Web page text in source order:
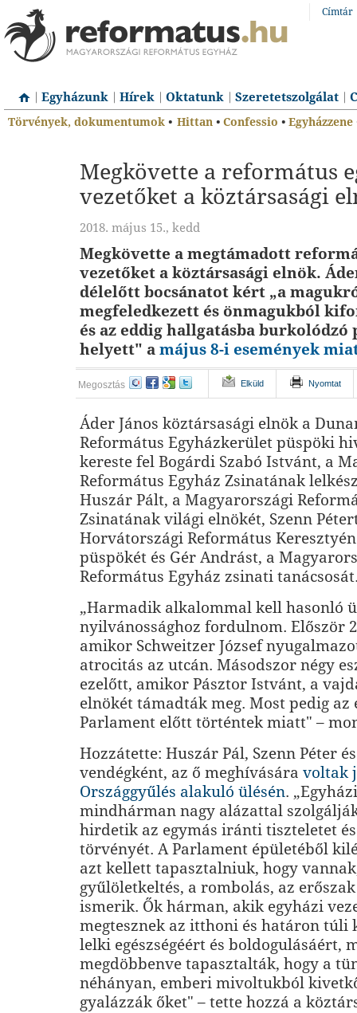
Címtár
Egyházunk Hírek Oktatunk Szeretetszolgálat
Törvények, dokumentumok • Hittan • Confessio • Egyházzene
Megkövette a református
vezetőket a köztársasági
2018. május 15., kedd
Megkövette a megtámadott
vezetőket a köztársasági elnök.
délelőtt bocsánatot kért „a
megfeledkezett és önmagukból
és az eddig hallgatásba
helyett" a május 8-i események
Megosztás Elküld Nyomtat
Áder János köztársasági elnök a
Református Egyházkerület püspöki
kereste fel Bogárdi Szabó Istvánt, a
Református Egyház Zsinatának
Huszár Pált, a Magyarországi
Zsinatának világi elnökét, Szenn
Horvátországi Református
püspökét és Gér Andrást, a
Református Egyház zsinati
„Harmadik alkalommal kell hasonló
nyilvánossághoz fordulnom. Először
amikor Schweitzer József
atrocitás az utcán. Másodszor négy
ezelőtt, amikor Pásztor Istvánt, a
elnökét támadták meg. Most pedig az
Parlament előtt történtek miatt" –
Hozzátette: Huszár Pál, Szenn Péter
vendégként, az ő meghívására voltak
Országgyűlés alakuló ülésén.
mindhárman nagy alázattal
hirdetik az egymás iránti tiszteletet
törvényét. A Parlament épületéből
azt kellett tapasztalniuk, hogy
gyűlöletkeltés, a rombolás, az
ismerik. Ők hárman, akik egyházi
megtesznek az itthoni és határon túli
lelki egészségéért és boldogulásáért,
megdöbbenve tapasztalták, hogy a
néhányan, emberi mivoltukból
gyalázzák őket" – tette hozzá a